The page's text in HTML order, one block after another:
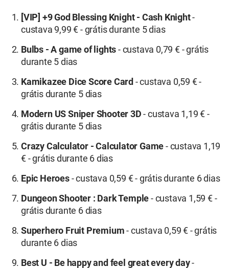
[VIP] +9 God Blessing Knight - Cash Knight-
custava 9,99 € - grátis durante 5 dias
Bulbs - A game of lights - custava 0,79 € - grátis
durante 5 dias
Kamikazee Dice Score Card - custava 0,59 € -
grátis durante 5 dias
Modern US Sniper Shooter 3D - custava 1,19 € -
grátis durante 5 dias
Crazy Calculator - Calculator Game - custava 1,19
€ - grátis durante 6 dias
Epic Heroes - custava 0,59 € - grátis durante 6 dias
Dungeon Shooter : Dark Temple - custava 1,59 € -
grátis durante 6 dias
Superhero Fruit Premium - custava 0,59 € - grátis
durante 6 dias
Best U - Be happy and feel great every day-